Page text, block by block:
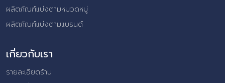
ผลิตภัณฑ์แบ่งตามหมวดหมู่
ผลิตภัณฑ์แบ่งตามแบรนด์
เกี่ยวกับเรา
รายละเอียดร้าน